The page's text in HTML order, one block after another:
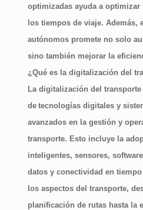
optimizadas ayuda a
los tiempos de viaje.
autónomos promete no solo
sino también mejorar la
¿Qué es la digitalización del
La digitalización del
de tecnologías digitales y
avanzados en la gestión y
transporte. Esto incluye la
inteligentes, sensores,
datos y conectividad en
los aspectos del transporte,
planificación de rutas hasta la